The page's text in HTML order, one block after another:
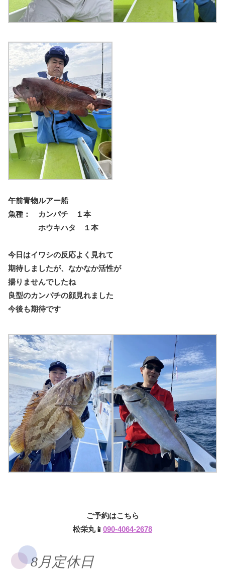
午前青物ルアー船
魚種： カンパチ １本
ホウキハタ １本
今日はイワシの反応よく見れて
期待しましたが、なかなか活性が
揚りませんでしたね
良型のカンパチの顔見れました
今後も期待です
ご予約はこちら
松栄丸📱 090-4064-2678
8月定休日